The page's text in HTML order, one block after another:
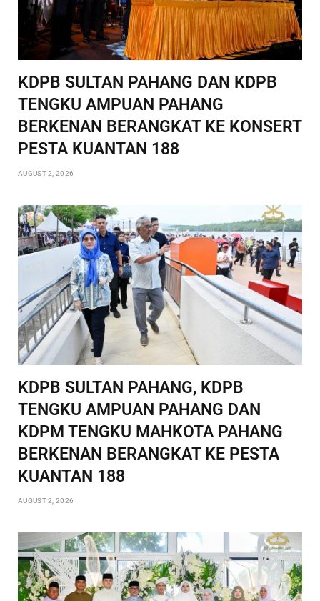
KDPB SULTAN PAHANG DAN KDPB
TENGKU AMPUAN PAHANG
BERKENAN BERANGKAT KE KONSERT
PESTA KUANTAN 188
AUGUST 2, 2026
KDPB SULTAN PAHANG, KDPB
TENGKU AMPUAN PAHANG DAN
KDPM TENGKU MAHKOTA PAHANG
BERKENAN BERANGKAT KE PESTA
KUANTAN 188
AUGUST 2, 2026